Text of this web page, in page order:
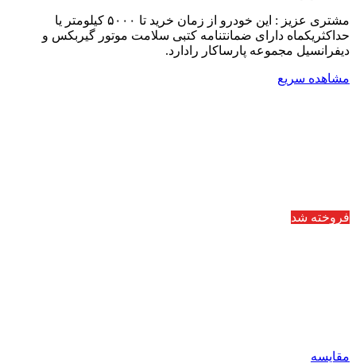
مشتری عزیز : این خودرو از زمان خرید تا ۵۰۰۰ کیلومتر یا
حداکثریکماه دارای ضمانتنامه کتبی سلامت موتور گیربکس و
دیفرانسیل مجموعه پارساکار رادارد.
مشاهده سریع
فروخته شد
مقایسه